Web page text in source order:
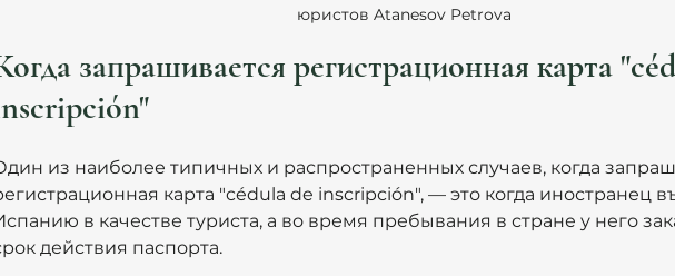
юристов Atanesov Petrova
запрашивается регистрационная карта
из наиболее типичных и распространенных случаев, когда
карта "cédula de inscripción", — это когда иностранец
в качестве туриста, а во время пребывания в стране у него
действия паспорта.